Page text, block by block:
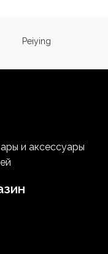
Peiying
и аксессуары